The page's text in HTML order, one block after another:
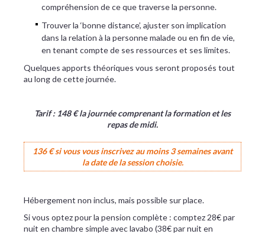
compréhension de ce que traverse la personne.
Trouver la ‘bonne distance’, ajuster son implication
dans la relation à la personne malade ou en fin de vie,
en tenant compte de ses ressources et ses limites.
Quelques apports théoriques vous seront proposés tout
au long de cette journée.
Tarif : 148 € la journée comprenant la formation et les
repas de midi.
136 € si vous vous inscrivez au moins 3 semaines avant
la date de la session choisie.
Hébergement non inclus, mais possible sur place.
Si vous optez pour la pension complète : comptez 28€ par
nuit en chambre simple avec lavabo (38€ par nuit en